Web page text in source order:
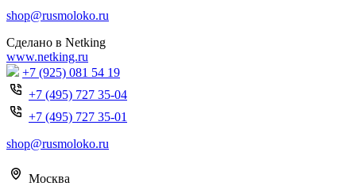
shop@rusmoloko.ru
Сделано в Netking
www.netking.ru
+7 (925) 081 54 19
+7 (495) 727 35-04
+7 (495) 727 35-01
shop@rusmoloko.ru
Москва